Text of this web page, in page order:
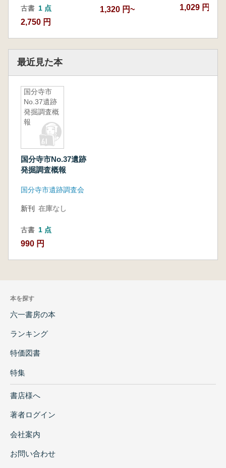
古書 1 点
2,750 円
1,320 円~ 1,029 円
最近見た本
国分寺市
No.37遺跡
発掘調査概
報
国分寺市No.37遺跡
発掘調査概報
国分寺市遺跡調査会
新刊 在庫なし
古書 1 点
990 円
本を探す
六一書房の本
ランキング
特価図書
特集
書店様へ
著者ログイン
会社案内
お問い合わせ